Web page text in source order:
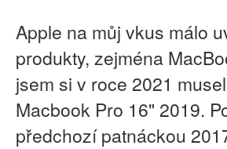
Apple na můj vkus málo
produkty, zejména
jsem si v roce 2021
Macbook Pro 16" 2019.
předchozí patnáckou